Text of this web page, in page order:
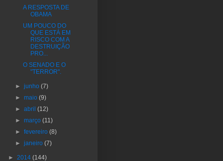
A RESPOSTA DE
OBAMA
UM POUCO DO
QUE ESTÁ EM
RISCO COM A
DESTRUIÇÃO
PRO...
O SENADO E O
"TERROR".
►junho(7)
►maio(9)
►abril(12)
►março(11)
►fevereiro(8)
►janeiro(7)
► 2014 (144)